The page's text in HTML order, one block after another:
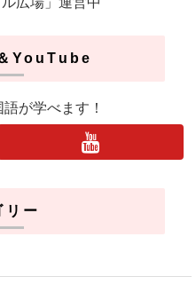
YouTube
が学べます！
リー